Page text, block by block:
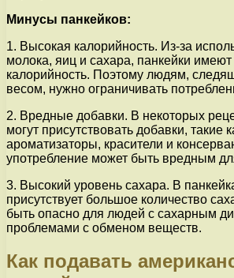
Минусы панкейков:
1. Высокая калорийность. Из-за
молока, яиц и сахара, панкейки
калорийность. Поэтому людям,
весом, нужно ограничивать
2. Вредные добавки. В некоторых
могут присутствовать добавки, такие
ароматизаторы, красители и
употребление может быть вредным
3. Высокий уровень сахара. В
присутствует большое количество
быть опасно для людей с сахарным
проблемами с обменом веществ.
Как подавать